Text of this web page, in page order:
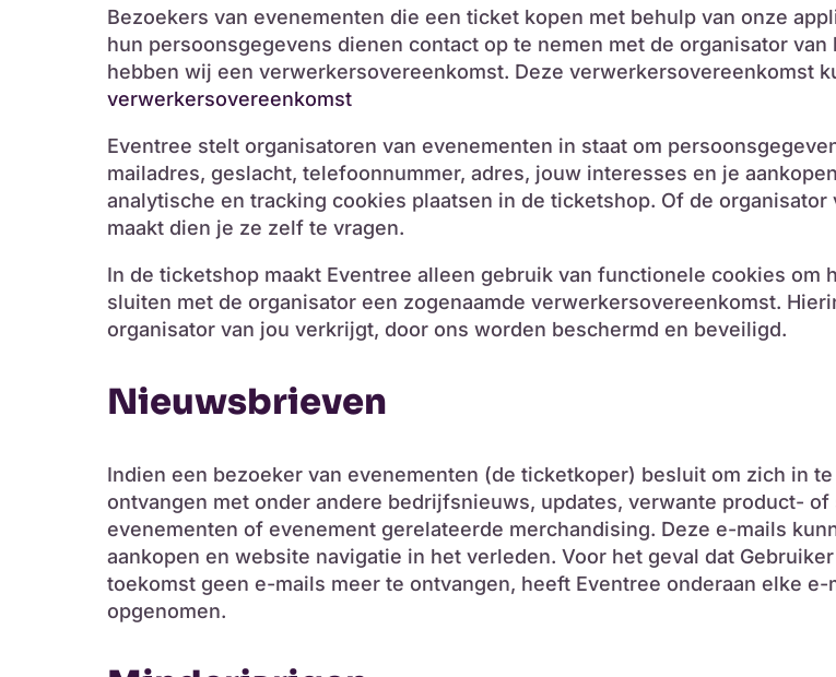
Bezoekers van evenementen die een ticket kopen met behulp van onze
hun persoonsgegevens dienen contact op te nemen met de organisator
hebben wij een verwerkersovereenkomst. Deze verwerkersovereenkomst
verwerkersovereenkomst
Eventree stelt organisatoren van evenementen in staat om
mailadres, geslacht, telefoonnummer, adres, jouw interesses en je
analytische en tracking cookies plaatsen in de ticketshop. Of de
maakt dien je ze zelf te vragen.
In de ticketshop maakt Eventree alleen gebruik van functionele cookies om
sluiten met de organisator een zogenaamde verwerkersovereenkomst.
organisator van jou verkrijgt, door ons worden beschermd en beveiligd.
Nieuwsbrieven
Indien een bezoeker van evenementen (de ticketkoper) besluit om zich in
ontvangen met onder andere bedrijfsnieuws, updates, verwante product-
evenementen of evenement gerelateerde merchandising. Deze e-mails
aankopen en website navigatie in het verleden. Voor het geval dat
toekomst geen e-mails meer te ontvangen, heeft Eventree onderaan elke
opgenomen.